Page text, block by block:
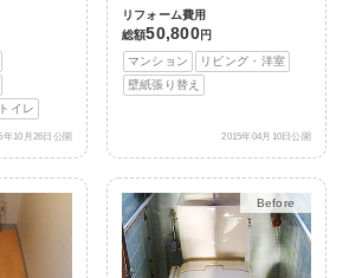
トイレ
年10月26日公開
リフォーム費用
総額50,800円
マンション
リビング・洋室
壁紙張り替え
2015年04月10日公開
Before
After